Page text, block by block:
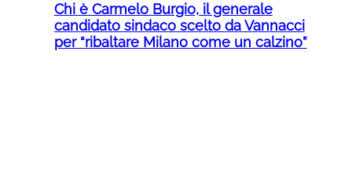
Chi è Carmelo Burgio, il generale
candidato sindaco scelto da Vannacci
per “ribaltare Milano come un calzino”